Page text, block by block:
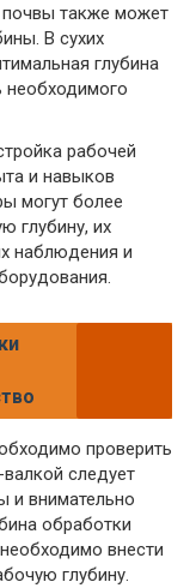
также может
В сухих
глубина
необходимого
рабочей
и навыков
могут более
глубину, их
наблюдения и
проверить
следует
и внимательно
обработки
внести
глубину.